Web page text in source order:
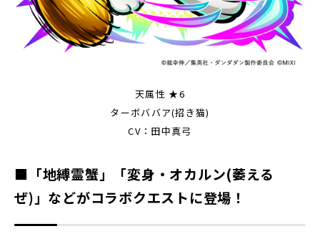
天属性 ★6
ターボババア(招き猫)
CV：田中真弓
■「地縛霊蟹」「変身・オカルン(萎える
ぜ)」などがコラボクエストに登場！